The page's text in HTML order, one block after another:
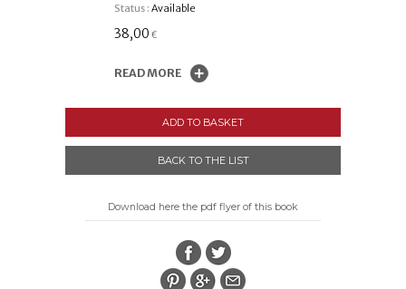
Status : Available
38,00 €
READ MORE
ADD TO BASKET
BACK TO THE LIST
Download here the pdf flyer of this book